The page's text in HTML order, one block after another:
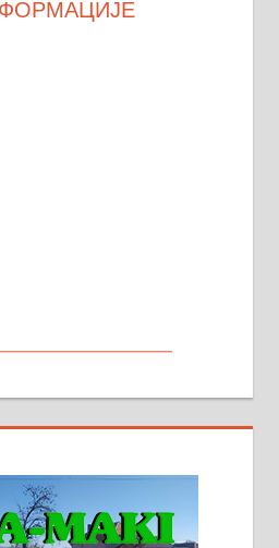
једна уз другу.
централно
и дрва. Две
023